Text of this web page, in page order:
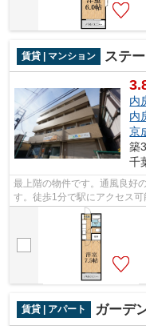
賃貸 | マンション ステ
内
内
京
築
千
最上階の物件です。通風良好
す。徒歩1分で駅にアクセス
はインターネットをご利用い
賃貸 | アパート ガーデ